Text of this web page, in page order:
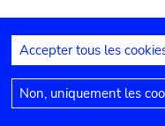
Mentions
Accepter tous les
Non, uniquement les